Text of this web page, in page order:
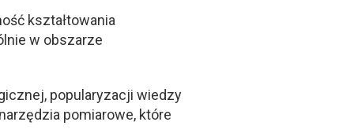
kształtowania
w obszarze
popularyzacji wiedzy
pomiarowe, które